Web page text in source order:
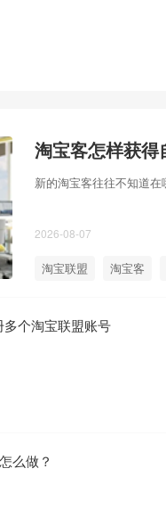
淘宝客怎样获
新的淘宝客往往不知道
2026-08-07
淘宝联盟 淘宝客
个淘宝联盟账号
么做？